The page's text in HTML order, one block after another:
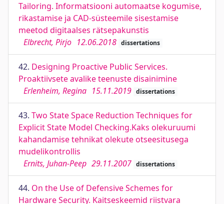
Tailoring. Informatsiooni automaatse kogumise,
rikastamise ja CAD-süsteemile sisestamise
meetod digitaalses rätsepakunstis
Elbrecht, Pirjo 12.06.2018 dissertations
42. Designing Proactive Public Services.
Proaktiivsete avalike teenuste disainimine
Erlenheim, Regina 15.11.2019 dissertations
43. Two State Space Reduction Techniques for
Explicit State Model Checking.Kaks olekuruumi
kahandamise tehnikat olekute otseesitusega
mudelikontrollis
Ernits, Juhan-Peep 29.11.2007 dissertations
44. On the Use of Defensive Schemes for
Hardware Security. Kaitseskeemid riistvara